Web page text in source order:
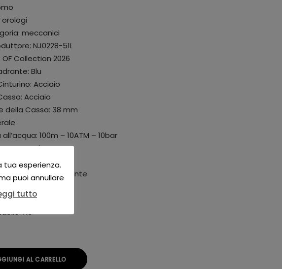
meccanici
NJ0228-51L
Collection 2026
Blu
Acciaio
Acciaio
della Cassa: 38 mm
100m – 10ATM – 10bar
Automatico
Argento
Cinturino: Deployante
Classico
No
AL CARRELLO
tua esperienza.
puoi annullare
tutto